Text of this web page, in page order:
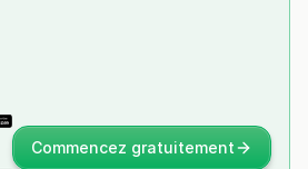
Commencez gratuitement